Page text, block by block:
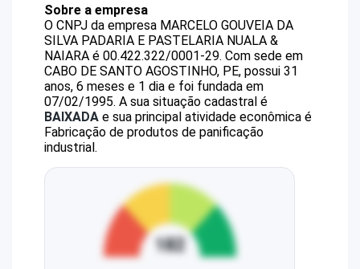
Sobre a empresa
O CNPJ da empresa MARCELO GOUVEIA DA
SILVA PADARIA E PASTELARIA NUALA &
NAIARA é 00.422.322/0001-29. Com sede em
CABO DE SANTO AGOSTINHO, PE, possui 31
anos, 6 meses e 1 dia e foi fundada em
07/02/1995. A sua situação cadastral é
BAIXADA e sua principal atividade econômica é
Fabricação de produtos de panificação
industrial.